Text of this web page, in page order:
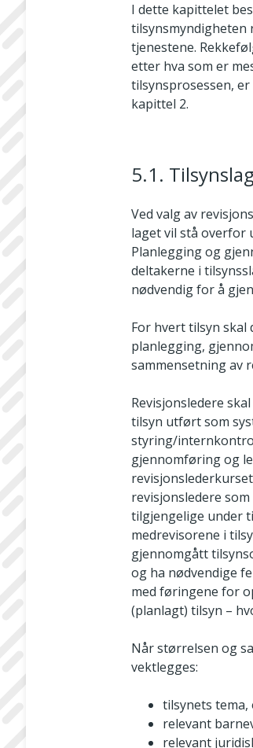
I dette kapittelet
tjenestene.
etter hva som er
tilsynsprosessen,
kapittel 2.
5.1.
Ved valg av
laget vil stå overfor
Planlegging og
deltakerne i
nødvendig for å
For hvert tilsyn skal
planlegging,
sammensetning av
Revisjonsledere
tilsyn utført som
styring/
gjennomføring og
revisjonsledere
tilgjengelige under
medrevisorene i
gjennomgått
og ha nødvendige
med føringene for
(planlagt) tilsyn –
Når størrelsen og
vektlegges:
tilsynets
relevant
relevant